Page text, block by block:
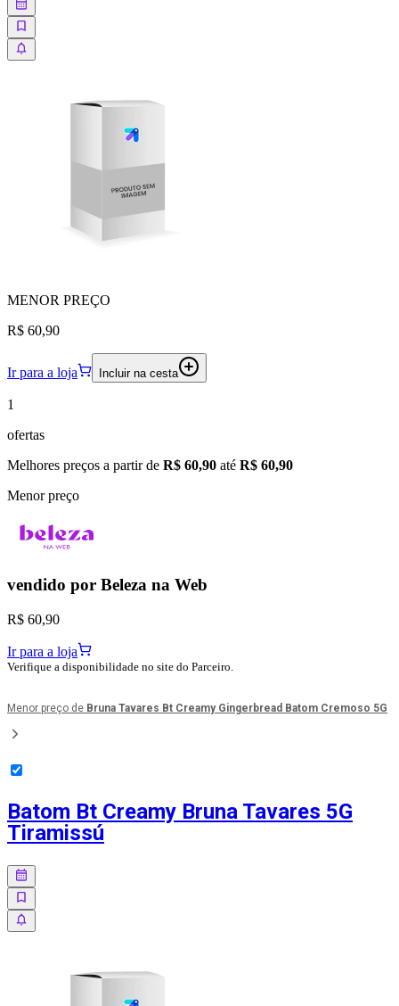
MENOR PREÇO
R$ 60,90
Ir para a loja Incluir na cesta
1
ofertas
Melhores preços a partir de R$ 60,90 até R$ 60,90
Menor preço
vendido por Beleza na Web
R$ 60,90
Ir para a loja
Verifique a disponibilidade no site do Parceiro.
Menor preço de Bruna Tavares Bt Creamy Gingerbread Batom Cremoso 5G
Batom Bt Creamy Bruna Tavares 5G
Tiramissú